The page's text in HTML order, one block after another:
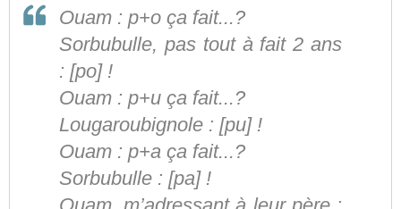
Ouam : p+o ça fait...?
Sorbubulle, pas tout à fait 2 ans
: [po] !
Ouam : p+u ça fait...?
Lougaroubignole : [pu] !
Ouam : p+a ça fait...?
Sorbubulle : [pa] !